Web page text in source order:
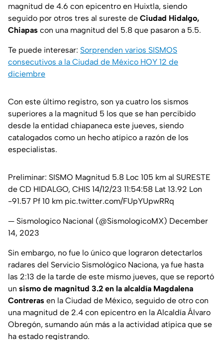
magnitud de 4.6 con epicentro en Huixtla, siendo
seguido por otros tres al sureste de Ciudad Hidalgo,
Chiapas con una magnitud del 5.8 que pasaron a 5.5.
Te puede interesar: Sorprenden varios SISMOS
consecutivos a la Ciudad de México HOY 12 de
diciembre
Con este último registro, son ya cuatro los sismos
superiores a la magnitud 5 los que se han percibido
desde la entidad chiapaneca este jueves, siendo
catalogados como un hecho atípico a razón de los
especialistas.
Preliminar: SISMO Magnitud 5.8 Loc 105 km al SURESTE
de CD HIDALGO, CHIS 14/12/23 11:54:58 Lat 13.92 Lon
-91.57 Pf 10 km pic.twitter.com/FUpYUpwRRq
— Sismologico Nacional (@SismologicoMX) December
14, 2023
Sin embargo, no fue lo único que lograron detectarlos
radares del Servicio Sismológico Naciona, ya fue hasta
las 2:13 de la tarde de este mismo jueves, que se reportó
un sismo de magnitud 3.2 en la alcaldía Magdalena
Contreras en la Ciudad de México, seguido de otro con
una magnitud de 2.4 con epicentro en la Alcaldía Álvaro
Obregón, sumando aún más a la actividad atípica que se
ha estado registrando.